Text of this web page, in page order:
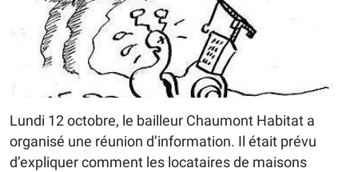
Lundi 12 octobre, le bailleur Chaumont Habitat a
organisé une réunion d’information. Il était prévu
d’expliquer comment les locataires de maisons